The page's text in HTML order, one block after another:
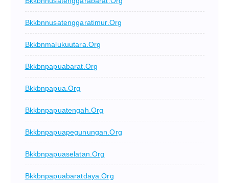
Bkkbnnusatenggaratimur.org
Bkkbnmalukuutara.org
Bkkbnpapuabarat.org
Bkkbnpapua.org
Bkkbnpapuatengah.org
Bkkbnpapuapegunungan.org
Bkkbnpapuaselatan.org
Bkkbnpapuabaratdaya.org